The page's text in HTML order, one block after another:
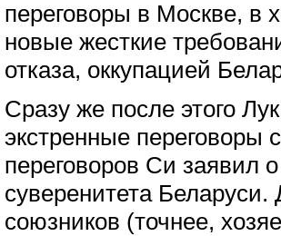
переговоры в Москве, в
новые жесткие
отказа, оккупацией
Сразу же после этого
экстренные
переговоров Си заявил
суверенитета
союзников (точнее,